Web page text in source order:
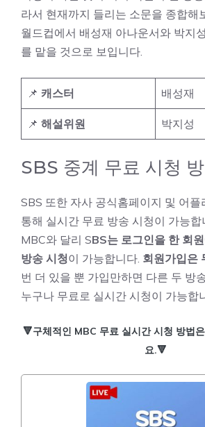
라서 현재까지 들리는 소문을 종합해
월드컵에서 배성재 아나운서와 박지
를 맡을 것으로 보입니다.
📌 캐스터 배성재
📌 해설위원 박지성
SBS 중계 무료 시청
SBS 또한 자사 공식홈페이지 및 어플
통해 실시간 무료 방송 시청이 가능합
MBC와 달리 SBS는 로그인을 한 회
방송 시청이 가능합니다. 회원가입은
번 더 있을 뿐 가입만하면 다른 두 방
누구나 무료로 실시간 시청이 가능합
🔻구체적인 MBC 무료 실시간 시청 방법
요.🔻